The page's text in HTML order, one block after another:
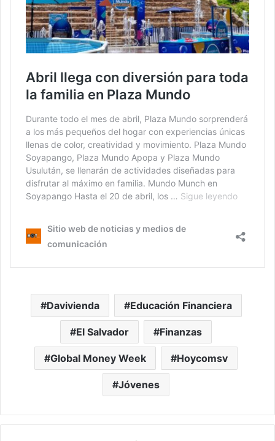
Davivienda Educación Financiera
El Salvador Finanzas
Global Money Week Hoycomsv
Jóvenes